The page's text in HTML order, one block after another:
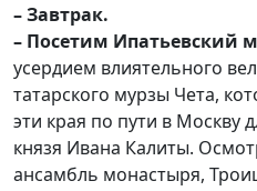
– Завтрак.
– Посетим Ипатьевский
усердием влиятельного
татарского мурзы Чета,
эти края по пути в Москву
князя Ивана Калиты.
ансамбль монастыря,